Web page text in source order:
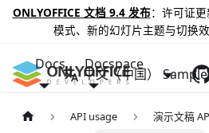
ONLYOFFICE 文档 9.4 发布：许可证
模式、新的幻灯片主题与切换
Docs Docspace
中文（中国）
API usage 演示文稿